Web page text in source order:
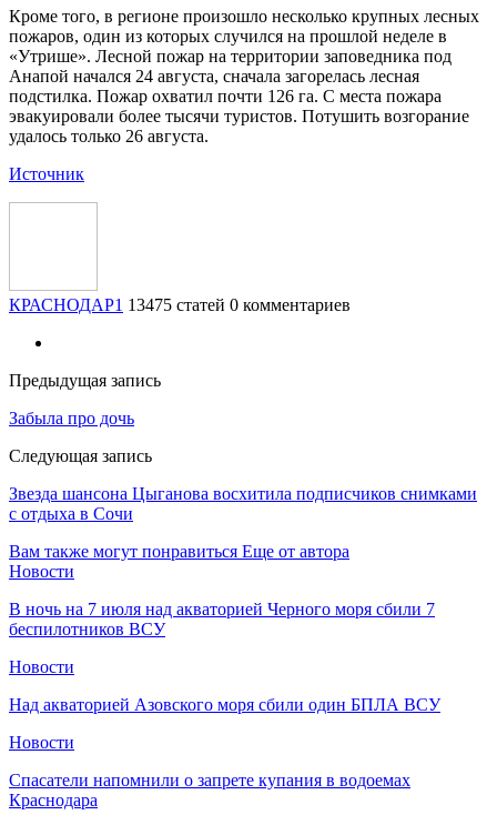
Кроме того, в регионе произошло несколько крупных лесных
пожаров, один из которых случился на прошлой неделе в
«Утрише». Лесной пожар на территории заповедника под
Анапой начался 24 августа, сначала загорелась лесная
подстилка. Пожар охватил почти 126 га. С места пожара
эвакуировали более тысячи туристов. Потушить возгорание
удалось только 26 августа.
Источник
КРАСНОДАР1 13475 статей 0 комментариев
Предыдущая запись
Забыла про дочь
Следующая запись
Звезда шансона Цыганова восхитила подписчиков снимками
с отдыха в Сочи
Вам также могут понравиться Еще от автора
Новости
В ночь на 7 июля над акваторией Черного моря сбили 7
беспилотников ВСУ
Новости
Над акваторией Азовского моря сбили один БПЛА ВСУ
Новости
Спасатели напомнили о запрете купания в водоемах
Краснодара